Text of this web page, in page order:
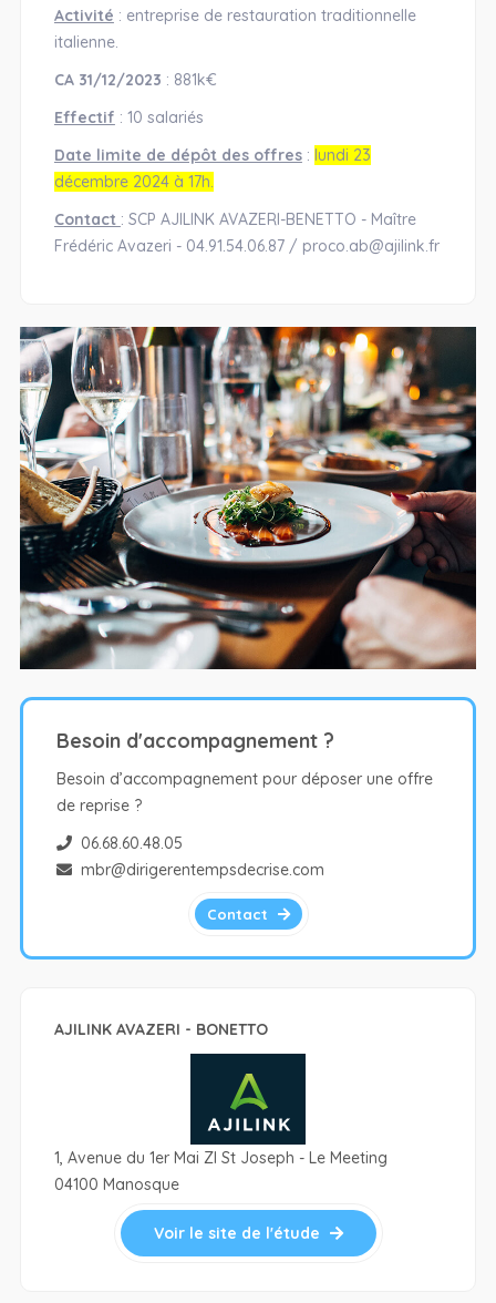
Activité : entreprise de restauration traditionnelle
italienne.
CA 31/12/2023 : 881k€
Effectif : 10 salariés
Date limite de dépôt des offres: lundi 23
décembre 2024 à 17h.
Contact : SCP AJILINK AVAZERI-BENETTO - Maître
Frédéric Avazeri - 04.91.54.06.87 / proco.ab@ajilink.fr
Besoin d'accompagnement ?
Besoin d’accompagnement pour déposer une offre
de reprise ?
06.68.60.48.05
mbr@dirigerentempsdecrise.com
Contact
AJILINK AVAZERI - BONETTO
1, Avenue du 1er Mai ZI St Joseph - Le Meeting
04100 Manosque
Voir le site de l'étude